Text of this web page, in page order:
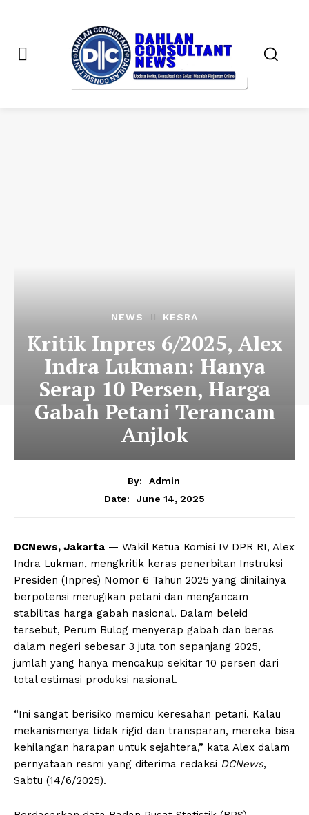
NEWS KESRA
Kritik Inpres 6/2025, Alex
Indra Lukman: Hanya
Serap 10 Persen, Harga
Gabah Petani Terancam
Anjlok
By:
Admin
Date:
June 14, 2025
DCNews, Jakarta — Wakil Ketua Komisi IV DPR RI, Alex
Indra Lukman, mengkritik keras penerbitan Instruksi
Presiden (Inpres) Nomor 6 Tahun 2025 yang dinilainya
berpotensi merugikan petani dan mengancam
stabilitas harga gabah nasional. Dalam beleid
tersebut, Perum Bulog menyerap gabah dan beras
dalam negeri sebesar 3 juta ton sepanjang 2025,
jumlah yang hanya mencakup sekitar 10 persen dari
total estimasi produksi nasional.
“Ini sangat berisiko memicu keresahan petani. Kalau
mekanismenya tidak rigid dan transparan, mereka bisa
kehilangan harapan untuk sejahtera,” kata Alex dalam
pernyataan resmi yang diterima redaksi DCNews,
Sabtu (14/6/2025).